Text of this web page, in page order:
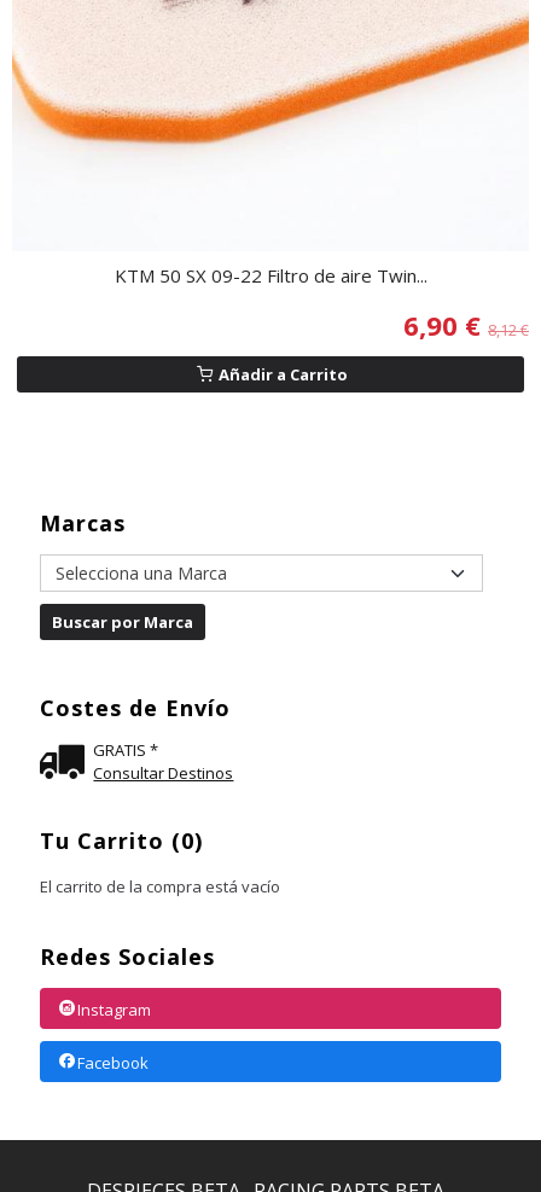
Marcas
Costes de Envío
GRATIS *
Consultar Destinos
Tu Carrito (0)
El carrito de la compra está vacío
Redes Sociales
Instagram
Facebook
KTM 50 SX 09-22 Filtro de aire Twin...
6,90 € 8,12 €
Añadir a Carrito